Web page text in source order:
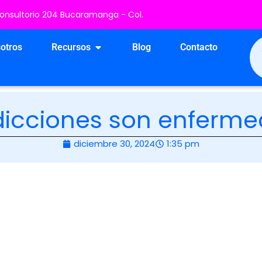
204 Bucaramanga - Col.
Recursos Open Recursos
Blog Contacto
son
diciembre 30, 2024 1:35 pm